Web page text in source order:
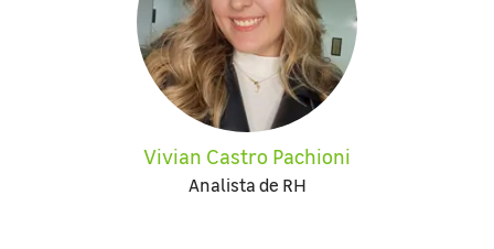
Vivian Castro Pachioni
Analista de RH